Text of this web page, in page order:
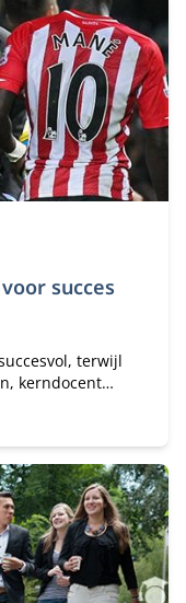
succes
terwijl
kerndocent
te presteren